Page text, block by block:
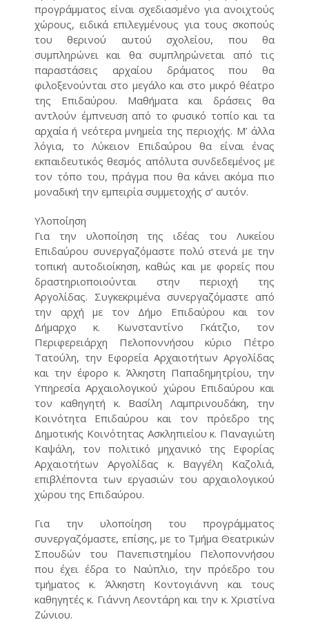
προγράμματος είναι σχεδιασμένο για ανοιχτούς
χώρους, ειδικά επιλεγμένους για τους σκοπούς
του θερινού αυτού σχολείου, που θα
συμπληρώνει και θα συμπληρώνεται από τις
παραστάσεις αρχαίου δράματος που θα
φιλοξενούνται στο μεγάλο και στο μικρό θέατρο
της Επιδαύρου. Μαθήματα και δράσεις θα
αντλούν έμπνευση από το φυσικό τοπίο και τα
αρχαία ή νεότερα μνημεία της περιοχής. Μ’ άλλα
λόγια, το Λύκειον Επιδαύρου θα είναι ένας
εκπαιδευτικός θεσμός απόλυτα συνδεδεμένος με
τον τόπο του, πράγμα που θα κάνει ακόμα πιο
μοναδική την εμπειρία συμμετοχής σ’ αυτόν.
Υλοποίηση
Για την υλοποίηση της ιδέας του Λυκείου
Επιδαύρου συνεργαζόμαστε πολύ στενά με την
τοπική αυτοδιοίκηση, καθώς και με φορείς που
δραστηριοποιούνται στην περιοχή της
Αργολίδας. Συγκεκριμένα συνεργαζόμαστε από
την αρχή με τον Δήμο Επιδαύρου και τον
Δήμαρχο κ. Κωνσταντίνο Γκάτζιο, τον
Περιφερειάρχη Πελοποννήσου κύριο Πέτρο
Τατούλη, την Εφορεία Αρχαιοτήτων Αργολίδας
και την έφορο κ. Άλκηστη Παπαδημητρίου, την
Υπηρεσία Αρχαιολογικού χώρου Επιδαύρου και
τον καθηγητή κ. Βασίλη Λαμπρινουδάκη, την
Κοινότητα Επιδαύρου και τον πρόεδρο της
Δημοτικής Κοινότητας Ασκληπιείου κ. Παναγιώτη
Καψάλη, τον πολιτικό μηχανικό της Εφορίας
Αρχαιοτήτων Αργολίδας κ. Βαγγέλη Καζολιά,
επιβλέποντα των εργασιών του αρχαιολογικού
χώρου της Επιδαύρου.
Για την υλοποίηση του προγράμματος
συνεργαζόμαστε, επίσης, με το Τμήμα Θεατρικών
Σπουδών του Πανεπιστημίου Πελοποννήσου
που έχει έδρα το Ναύπλιο, την πρόεδρο του
τμήματος κ. Άλκηστη Κοντογιάννη και τους
καθηγητές κ. Γιάννη Λεοντάρη και την κ. Χριστίνα
Ζώνιου.